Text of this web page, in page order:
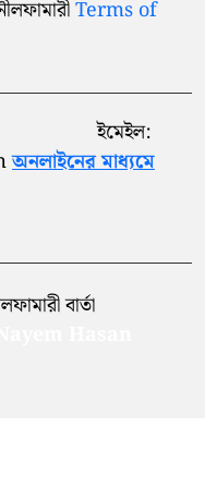
শিক্ষা কর্মকর্তার
মায়ের জানাজায় অংশ
সাবেক উপজেলা
Terms of
ইমেইল:
অনলাইনের মাধ্যমে
বার্তা